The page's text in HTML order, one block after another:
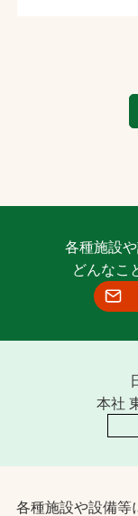
各種施設
どんなこ
本社
各種施設や設備等